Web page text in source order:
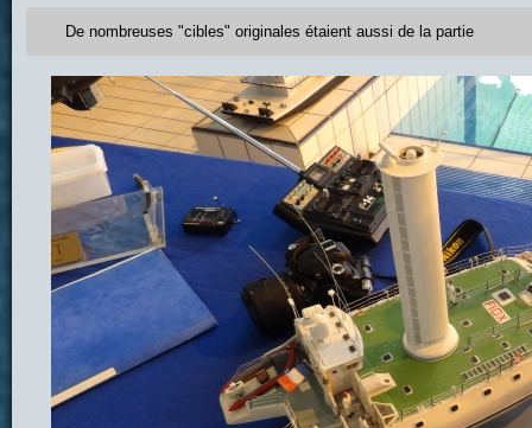
De nombreuses "cibles" originales étaient aussi de la partie